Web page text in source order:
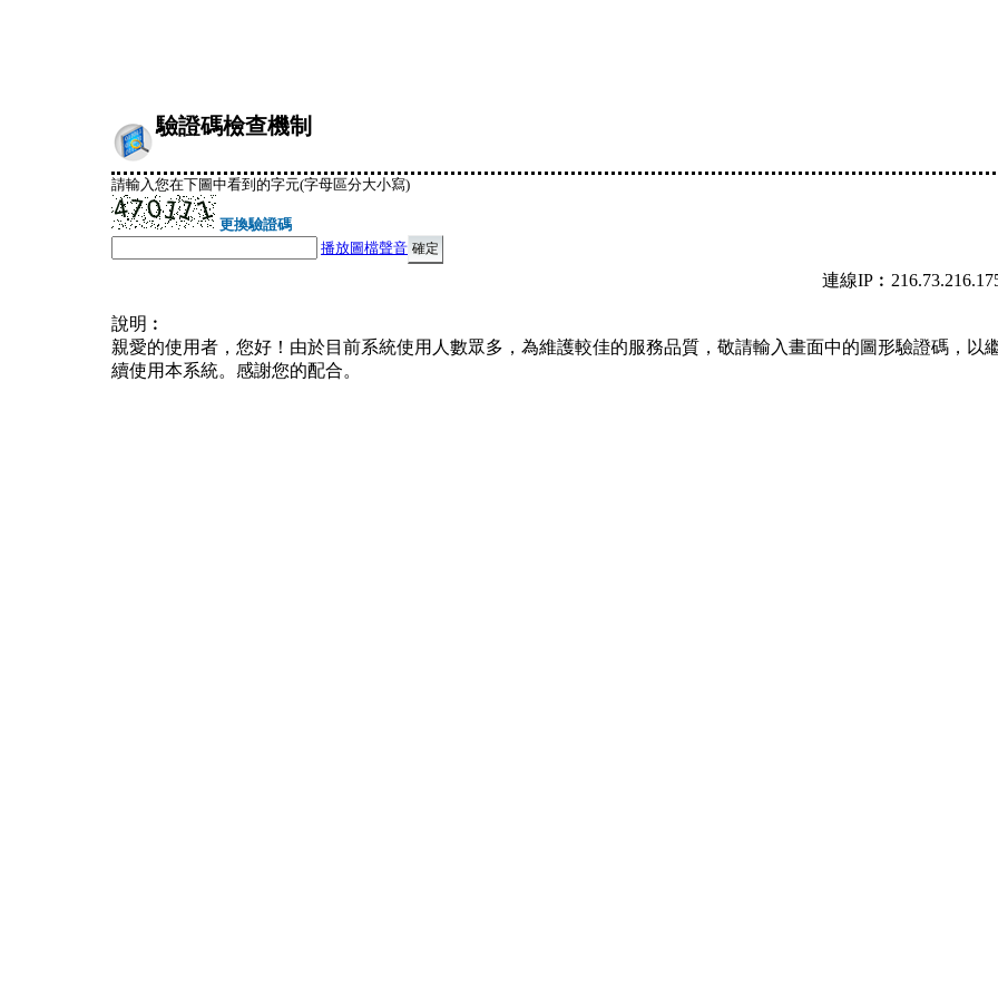
驗證碼檢查機制
請輸入您在下圖中看到的字元(字母區分大小寫)
更換驗證碼
播放圖檔聲音
連線
說明︰
親愛的使用者，您好！由於目前系統使用人數眾多，為維護較佳的服務品質，敬請輸入畫面中的圖形驗證碼，以
續使用本系統。感謝您的配合。